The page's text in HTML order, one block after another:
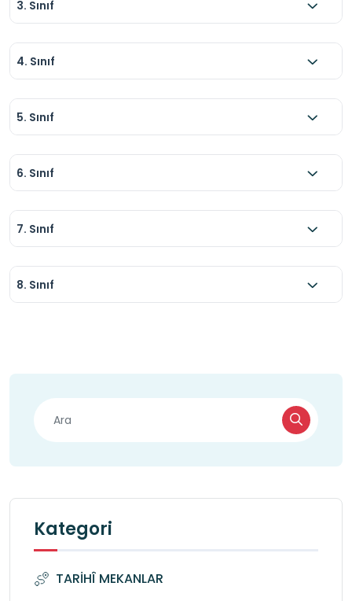
3. Sınıf
4. Sınıf
5. Sınıf
6. Sınıf
7. Sınıf
8. Sınıf
Kategori
TARİHÎ MEKANLAR